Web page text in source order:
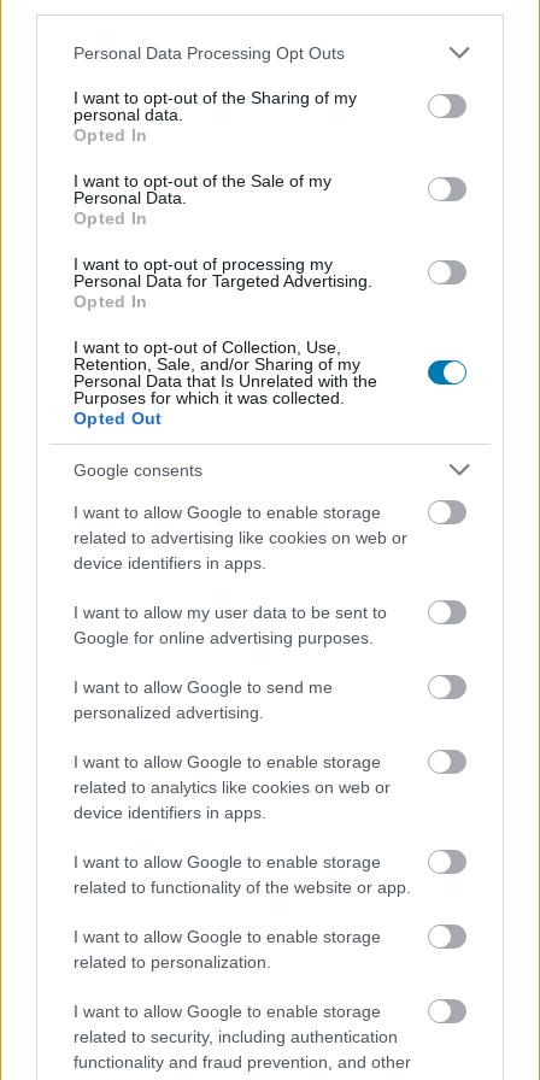
Please note that this website/app uses one or more Google
not limited to your visit or usage behaviour. You may click to
grant or deny consent to Google and its third-party tags to
use your data for below specified purposes in below Google
consent section.
Personal Data Processing Opt Outs
I want to opt-out of the Sharing of my
personal data.
Opted In
I want to opt-out of the Sale of my
Personal Data.
Opted In
I want to opt-out of processing my
Personal Data for Targeted Advertising.
Opted In
I want to opt-out of Collection, Use,
Retention, Sale, and/or Sharing of my
Personal Data that Is Unrelated with the
Purposes for which it was collected.
Opted Out
Google consents
I want to allow Google to enable storage
related to advertising like cookies on web or
device identifiers in apps.
I want to allow my user data to be sent to
Google for online advertising purposes.
I want to allow Google to send me
personalized advertising.
I want to allow Google to enable storage
related to analytics like cookies on web or
device identifiers in apps.
I want to allow Google to enable storage
related to functionality of the website or app.
I want to allow Google to enable storage
related to personalization.
I want to allow Google to enable storage
related to security, including authentication
functionality and fraud prevention, and other
A már megjelent játékok esetében engedélyezve van a
kompatibilitási" patchnek nevezett frissítés segítségével
új, Neo-specifikus fejlesztéseket adjanak ki a
lehetőség, onnantól a megjelenés napján meg kell lennie
minden, csak a Neón elérhető előnynek. A két változat
közötti különbségeknek egyébként gátat szabhat, hogy
Sonymegtiltotta, hogy az online módokat is
tartalmazó játékok külön szerverre tegyék az eredeti
konzolon és a Neón lévő játékosokat. Ez például a frame
bíró gamereknek, ami miatt lehet, hogy vissza kell fogni
egy-egy játék Neo-verzióját, így megtartva az egyenlő
versenyfeltételeket.
A Sony tisztázta azt is, hogy a
PlayStation
Networkszempontjából is megegyező konzoloknak
gépen jelentkezhetünk be ugyanazzal a fiókkal, ahogy a
két masina közül csak egy lehet beállítva elsődleges